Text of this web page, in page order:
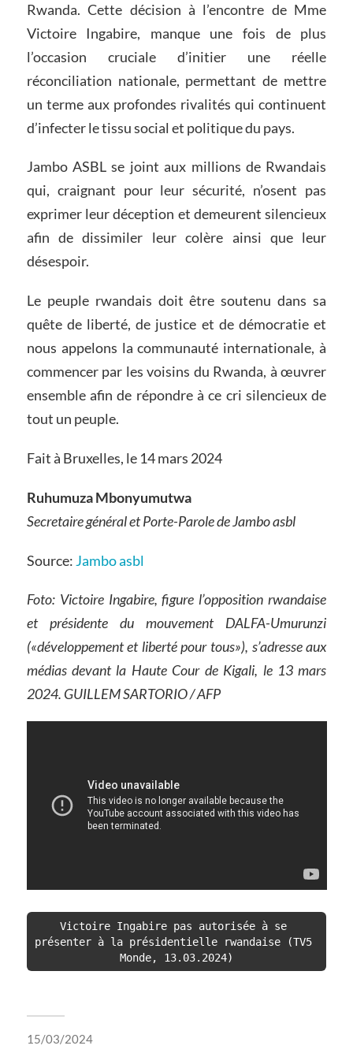
Rwanda. Cette décision à l’encontre de Mme
Victoire Ingabire, manque une fois de plus
l’occasion cruciale d’initier une réelle
réconciliation nationale, permettant de mettre
un terme aux profondes rivalités qui continuent
d’infecter le tissu social et politique du pays.
Jambo ASBL se joint aux millions de Rwandais
qui, craignant pour leur sécurité, n’osent pas
exprimer leur déception et demeurent silencieux
afin de dissimiler leur colère ainsi que leur
désespoir.
Le peuple rwandais doit être soutenu dans sa
quête de liberté, de justice et de démocratie et
nous appelons la communauté internationale, à
commencer par les voisins du Rwanda, à œuvrer
ensemble afin de répondre à ce cri silencieux de
tout un peuple.
Fait à Bruxelles, le 14 mars 2024
Ruhumuza Mbonyumutwa
Secretaire général et Porte-Parole de Jambo asbl
Source: Jambo asbl
Foto: Victoire Ingabire, figure l’opposition rwandaise
et présidente du mouvement DALFA-Umurunzi
(«développement et liberté pour tous»), s’adresse aux
médias devant la Haute Cour de Kigali, le 13 mars
2024. GUILLEM SARTORIO / AFP
Victoire Ingabire pas autorisée à se
présenter à la présidentielle rwandaise (TV5
Monde, 13.03.2024)
15/03/2024